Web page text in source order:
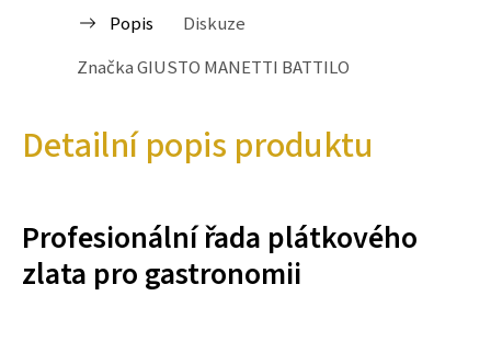
Popis
Diskuze
ZnačkaGIUSTO MANETTI BATTILORO
Detailní popis produktu
Profesionální řada plátkového
zlata pro gastronomii